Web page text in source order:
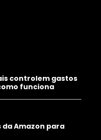
controlem gastos
funciona
da Amazon para